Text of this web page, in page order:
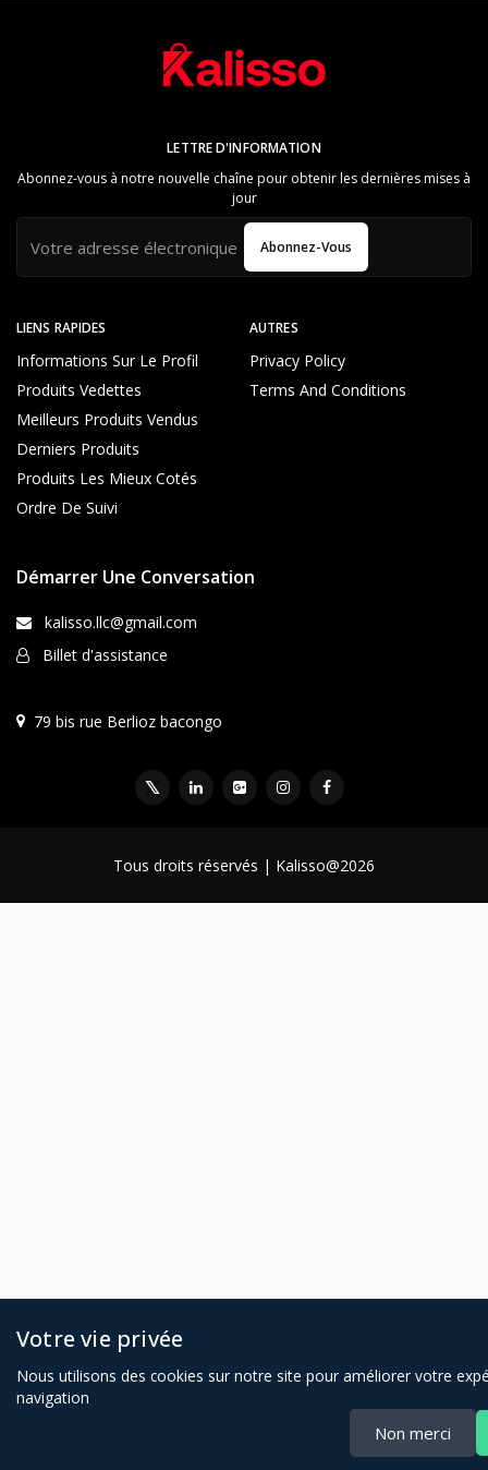
LIENS RAPIDES
Informations Sur Le Profil
Produits Vedettes
Meilleurs Produits Vendus
Derniers Produits
Produits Les Mieux Cotés
Ordre De Suivi
AUTRES
Privacy Policy
Terms And Conditions
LETTRE D'INFORMATION
Abonnez-vous à notre nouvelle chaîne pour obtenir les dernières mises à
jour
Abonnez-Vous
Démarrer Une Conversation
kalisso.llc@gmail.com
Billet d'assistance
79 bis rue Berlioz bacongo
Tous droits réservés | Kalisso@2026
Votre vie privée
Nous utilisons des cookies sur notre site pour améliorer votre
navigation
Non merci